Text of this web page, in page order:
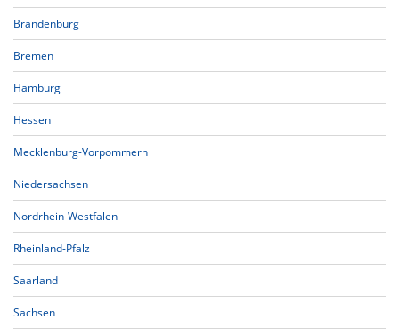
Brandenburg
Bremen
Hamburg
Hessen
Mecklenburg-Vorpommern
Niedersachsen
Nordrhein-Westfalen
Rheinland-Pfalz
Saarland
Sachsen